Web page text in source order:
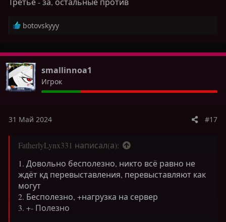
продолжать параллельно заниматься своими
────────────────────────────────
Спасибо за внимание
Р
к
ц
и
и
:
botovskyyy
smallinnoa1
Игрок
31 Май 2024 #17
FatherlyLynx331 написал(а):
1. Довольно бесполезно, никто всё равно не
ждёт кд перевыставления, перевыставляют как
могут
2. Бесполезно, +нагрузка на сервер
3. +- Полезно